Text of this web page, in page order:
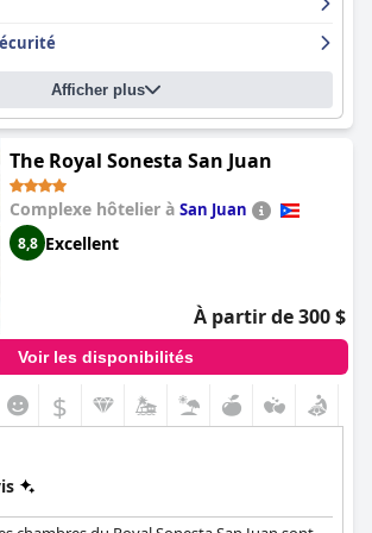
obsolètes, la majorité des clients
à l'Embassy Suites by Hilton San Juan -
un excellent service de la part du personnel
Afficher plus
The Royal Sonesta San Juan
Complexe hôtelier à San Juan
8,8 Excellent
À partir de 300 $
Voir les disponibilités
$